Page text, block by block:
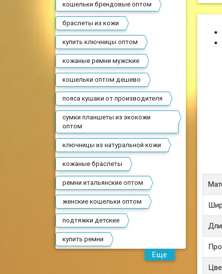
кошельки брендовые оптом
браслеты из кожи
купить ключницы оптом
кожаные ремни мужские
кошельки оптом дешево
пояса кушаки от производителя
сумки планшеты из экокожи
оптом
ключницы из натуральной кожи
кожаные браслеты
ремни итальянские оптом
женские кошельки оптом
подтяжки детские
купить ремни
Еще